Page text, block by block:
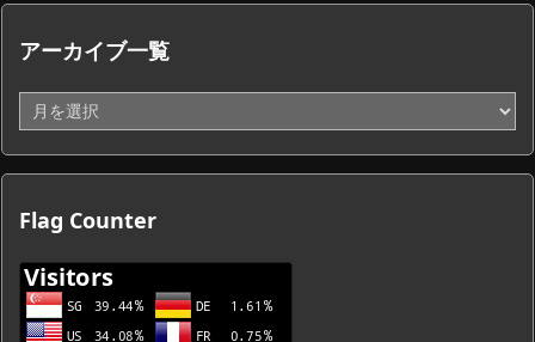
アーカイブ一覧
ー
カ
イ
一
Flag Counter